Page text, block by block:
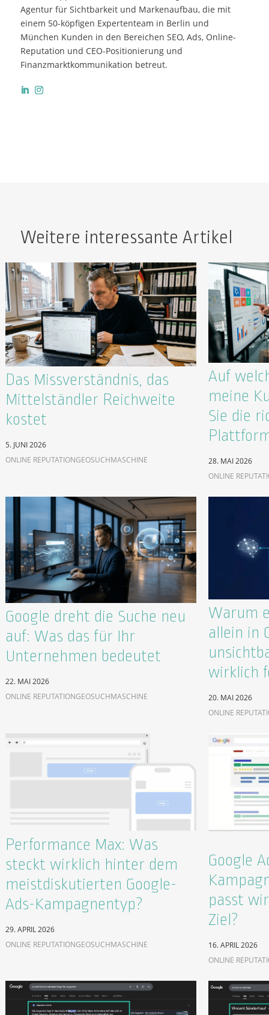
Agentur für Sichtbarkeit und Markenaufbau, die mit
einem 50-köpfigen Expertenteam in Berlin und
München Kunden in den Bereichen SEO, Ads, Online-
Reputation und CEO-Positionierung und
Finanzmarktkommunikation betreut.
Weitere interessante Artikel
Das Missverständnis, das
Mittelständler Reichweite
kostet
5. JUNI 2026
ONLINE REPUTATIONGEOSUCHMASCHINE
Auf
meine
Sie die
28. MAI 2026
ONLINE
Google dreht die Suche neu
auf: Was das für Ihr
Unternehmen bedeutet
22. MAI 2026
ONLINE REPUTATIONGEOSUCHMASCHINE
Warum
allein in
wirklich
20. MAI 2026
ONLINE
Performance Max: Was
steckt wirklich hinter dem
meistdiskutierten Google-
Ads-Kampagnentyp?
29. APRIL 2026
ONLINE REPUTATIONGEOSUCHMASCHINE
Google
passt
Ziel?
16. APRIL 2026
ONLINE